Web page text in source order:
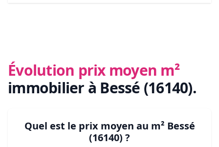
Évolution prix moyen m²
immobilier à Bessé (16140).
Quel est le prix moyen au m² Bessé
(16140) ?